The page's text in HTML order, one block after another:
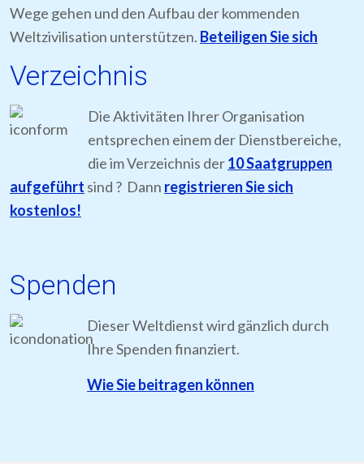
Wege gehen und den Aufbau der kommenden
Weltzivilisation unterstützen. Beteiligen Sie sich
Verzeichnis
Die Aktivitäten Ihrer Organisation
entsprechen einem der Dienstbereiche,
die im Verzeichnis der10 Saatgruppen
aufgeführt sind ? Dann registrieren Sie sich
kostenlos!
Spenden
Dieser Weltdienst wird gänzlich durch
Ihre Spenden finanziert.
Wie Sie beitragen können